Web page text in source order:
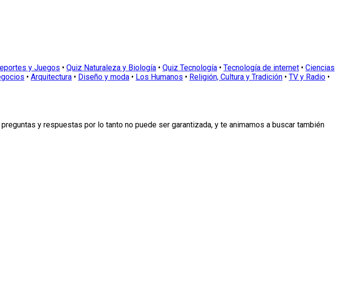
y Juegos • Quiz Naturaleza y Biología • Quiz Tecnología • Tecnología de internet • Ciencias
• Arquitectura • Diseño y moda • Los Humanos • Religión, Cultura y Tradición • TV y Radio •
y respuestas por lo tanto no puede ser garantizada, y te animamos a buscar también